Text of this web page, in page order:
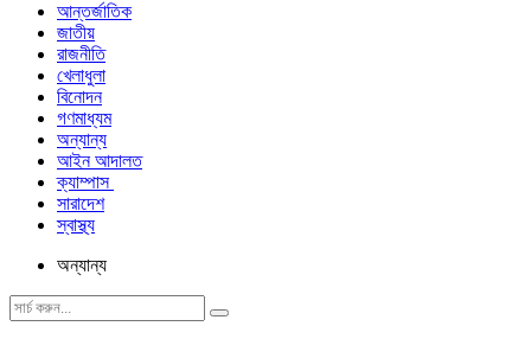
আন্তর্জাতিক
জাতীয়
রাজনীতি
খেলাধুলা
বিনোদন
গণমাধ্যম
অন্যান্য
আইন আদালত
ক্যাম্পাস
সারাদেশ
স্বাস্থ্য
অন্যান্য